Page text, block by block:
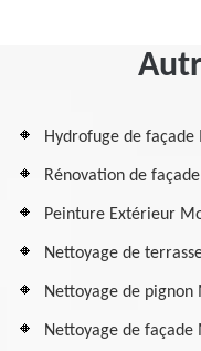
Hydrofuge de
Rénovation de
Peinture Extérieur
Nettoyage de
Nettoyage de
Nettoyage de